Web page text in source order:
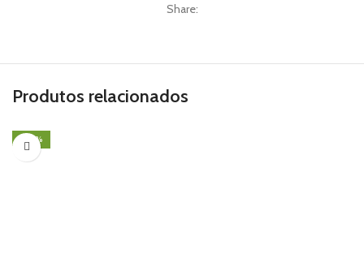
Share:
Produtos relacionados
-40%